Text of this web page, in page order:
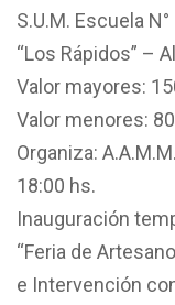
S.U.M. Escuela N°
“Los Rápidos” –
Valor mayores:
Valor menores:
Organiza:
18:00 hs.
Inauguración
“Feria de
e Intervención